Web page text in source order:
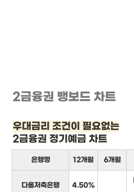
2금융권 뱅보드 차트
우대금리 조건이 필요없는
2금융권 정기예금 차트
은행명 12개월 6개월
다올저축은행 4.50%